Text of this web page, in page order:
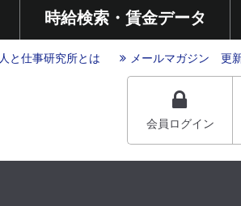
時給検索・賃金データ
人と仕事研究所とは メールマガジン 更
会員ログイン